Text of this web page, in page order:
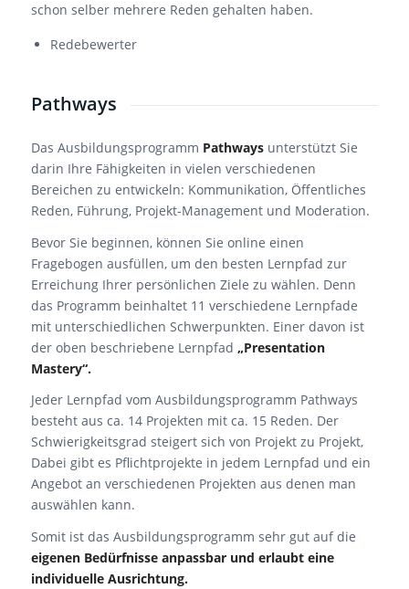
schon selber mehrere Reden gehalten haben.
Redebewerter
Pathways
Das Ausbildungsprogramm Pathwaysunterstützt Sie
darin Ihre Fähigkeiten in vielen verschiedenen
Bereichen zu entwickeln: Kommunikation, Öffentliches
Reden, Führung, Projekt-Management und Moderation.
Bevor Sie beginnen, können Sie online einen
Fragebogen ausfüllen, um den besten Lernpfad zur
Erreichung Ihrer persönlichen Ziele zu wählen. Denn
das Programm beinhaltet 11 verschiedene Lernpfade
mit unterschiedlichen Schwerpunkten. Einer davon ist
der oben beschriebene Lernpfad „Presentation
Mastery“.
Jeder Lernpfad vom Ausbildungsprogramm Pathways
besteht aus ca. 14 Projekten mit ca. 15 Reden. Der
Schwierigkeitsgrad steigert sich von Projekt zu Projekt,
Dabei gibt es Pflichtprojekte in jedem Lernpfad und ein
Angebot an verschiedenen Projekten aus denen man
auswählen kann.
Somit ist das Ausbildungsprogramm sehr gut auf die
eigenen Bedürfnisse anpassbar und erlaubt eine
individuelle Ausrichtung.